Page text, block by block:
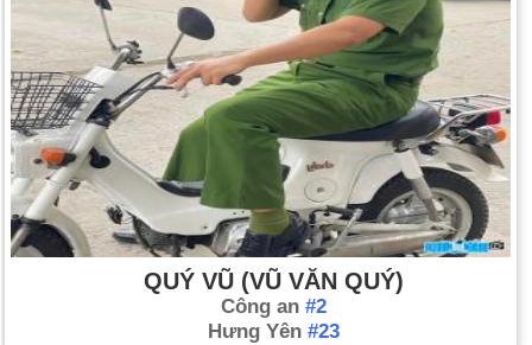
QUÝ VŨ (VŨ VĂN QUÝ)
Công an #2
Hưng Yên #23